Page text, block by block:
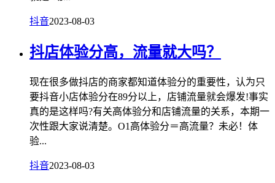
抖音2023-08-03
抖店体验分高，流量就大吗？
现在很多做抖店的商家都知道体验分的重要性，认为只
要抖音小店体验分在89分以上，店铺流量就会爆发!事实
真的是这样吗?有关高体验分和店铺流量的关系，本期一
次性跟大家说清楚。O1高体验分＝高流量？未必！体
验...
抖音2023-08-03